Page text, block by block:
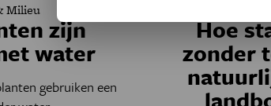
Milieu
zijn
water
gebruiken een
Hoe
zonder